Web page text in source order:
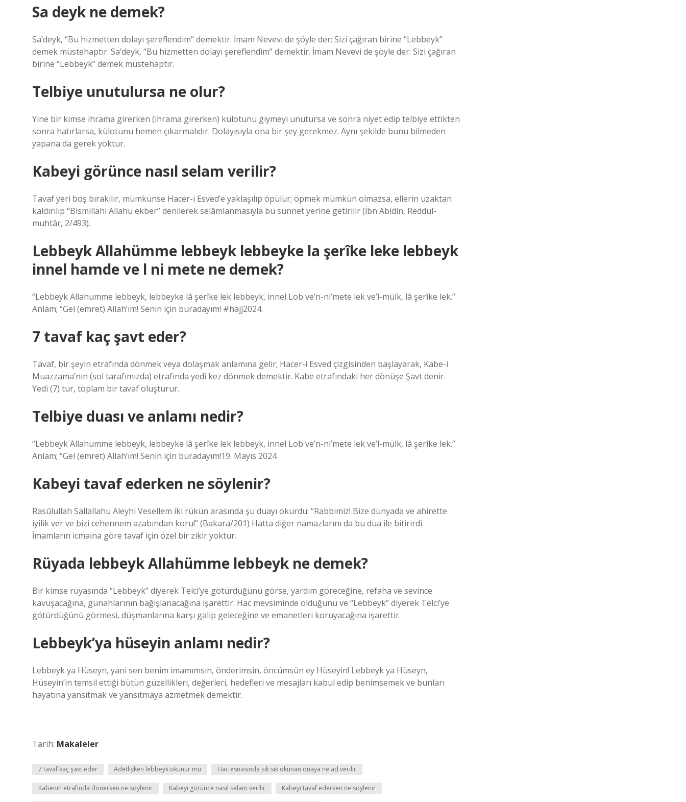
Sa deyk ne demek?
Sa’deyk, “Bu hizmetten dolayı şereflendim” demektir. İmam Nevevi de şöyle der: Sizi çağıran birine “Lebbeyk”
demek müstehaptır. Sa’deyk, “Bu hizmetten dolayı şereflendim” demektir. İmam Nevevi de şöyle der: Sizi çağıran
birine “Lebbeyk” demek müstehaptır.
Telbiye unutulursa ne olur?
Yine bir kimse ihrama girerken (ihrama girerken) külotunu giymeyi unutursa ve sonra niyet edip telbiye ettikten
sonra hatırlarsa, külotunu hemen çıkarmalıdır. Dolayısıyla ona bir şey gerekmez. Aynı şekilde bunu bilmeden
yapana da gerek yoktur.
Kabeyi görünce nasıl selam verilir?
Tavaf yeri boş bırakılır, mümkünse Hacer-i Esved’e yaklaşılıp öpülür; öpmek mümkün olmazsa, ellerin uzaktan
kaldırılıp “Bismillahi Allahu ekber” denilerek selâmlanmasıyla bu sünnet yerine getirilir (İbn Abidin, Reddül-
muhtâr, 2/493).
Lebbeyk Allahümme lebbeyk lebbeyke la şerîke leke lebbeyk
innel hamde ve l ni mete ne demek?
“Lebbeyk Allahumme lebbeyk, lebbeyke lâ şerîke lek lebbeyk, innel Lob ve’n-ni’mete lek ve’l-mülk, lâ şerîke lek.”
Anlam; “Gel (emret) Allah’ım! Senin için buradayım! #hajj2024.
7 tavaf kaç şavt eder?
Tavaf, bir şeyin etrafında dönmek veya dolaşmak anlamına gelir; Hacer-i Esved çizgisinden başlayarak, Kabe-i
Muazzama’nın (sol tarafımızda) etrafında yedi kez dönmek demektir. Kabe etrafındaki her dönüşe Şavt denir.
Yedi (7) tur, toplam bir tavaf oluşturur.
Telbiye duası ve anlamı nedir?
“Lebbeyk Allahumme lebbeyk, lebbeyke lâ şerîke lek lebbeyk, innel Lob ve’n-ni’mete lek ve’l-mülk, lâ şerîke lek.”
Anlam; “Gel (emret) Allah’ım! Senin için buradayım!19. Mayıs 2024
Kabeyi tavaf ederken ne söylenir?
Rasûlullah Sallallahu Aleyhi Vesellem iki rükün arasında şu duayı okurdu: “Rabbimiz! Bize dünyada ve ahirette
iyilik ver ve bizi cehennem azabından koru!” (Bakara/201) Hatta diğer namazlarını da bu dua ile bitirirdi.
İmamların icmaına göre tavaf için özel bir zikir yoktur.
Rüyada lebbeyk Allahümme lebbeyk ne demek?
Bir kimse rüyasında “Lebbeyk” diyerek Telci’ye götürdüğünü görse, yardım göreceğine, refaha ve sevince
kavuşacağına, günahlarının bağışlanacağına işarettir. Hac mevsiminde olduğunu ve “Lebbeyk” diyerek Telci’ye
götürdüğünü görmesi, düşmanlarına karşı galip geleceğine ve emanetleri koruyacağına işarettir.
Lebbeyk’ya hüseyin anlamı nedir?
Lebbeyk ya Hüseyn, yani sen benim imamımsın, önderimsin, öncümsün ey Hüseyin! Lebbeyk ya Hüseyn,
Hüseyin’in temsil ettiği bütün güzellikleri, değerleri, hedefleri ve mesajları kabul edip benimsemek ve bunları
hayatına yansıtmak ve yansıtmaya azmetmek demektir.
Tarih: Makaleler
7 tavaf kaç şavt eder Adetliyken lebbeyk okunur mu Hac esnasında sık sık okunan duaya ne ad verilir
Kabenin etrafında dönerken ne söylenir Kabeyi görünce nasıl selam verilir Kabeyi tavaf ederken ne söylenir